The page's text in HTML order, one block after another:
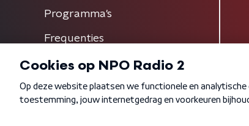
Programma's
Frequenties
Algemene voorwaarden Privacybeleid